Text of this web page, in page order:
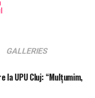
GALLERIES
la UPU Cluj: “Mulțumim,